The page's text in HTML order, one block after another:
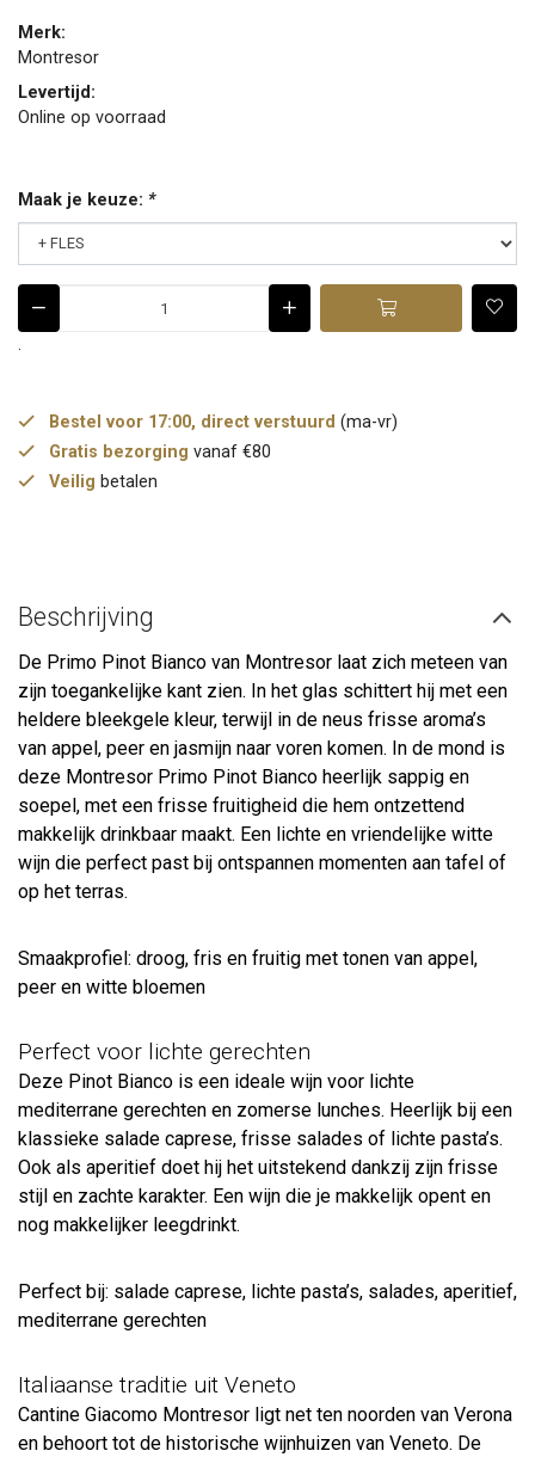
Merk:
Montresor
Levertijd:
Online op voorraad
Maak je keuze: *
.
Bestel voor 17:00, direct verstuurd (ma-vr)
Gratis bezorging vanaf €80
Veilig betalen
Beschrijving
De Primo Pinot Bianco van Montresor laat zich meteen van
zijn toegankelijke kant zien. In het glas schittert hij met een
heldere bleekgele kleur, terwijl in de neus frisse aroma’s
van appel, peer en jasmijn naar voren komen. In de mond is
deze Montresor Primo Pinot Bianco heerlijk sappig en
soepel, met een frisse fruitigheid die hem ontzettend
makkelijk drinkbaar maakt. Een lichte en vriendelijke witte
wijn die perfect past bij ontspannen momenten aan tafel of
op het terras.
Smaakprofiel: droog, fris en fruitig met tonen van appel,
peer en witte bloemen
Perfect voor lichte gerechten
Deze Pinot Bianco is een ideale wijn voor lichte
mediterrane gerechten en zomerse lunches. Heerlijk bij een
klassieke salade caprese, frisse salades of lichte pasta’s.
Ook als aperitief doet hij het uitstekend dankzij zijn frisse
stijl en zachte karakter. Een wijn die je makkelijk opent en
nog makkelijker leegdrinkt.
Perfect bij: salade caprese, lichte pasta’s, salades, aperitief,
mediterrane gerechten
Italiaanse traditie uit Veneto
Cantine Giacomo Montresor ligt net ten noorden van Verona
en behoort tot de historische wijnhuizen van Veneto. De